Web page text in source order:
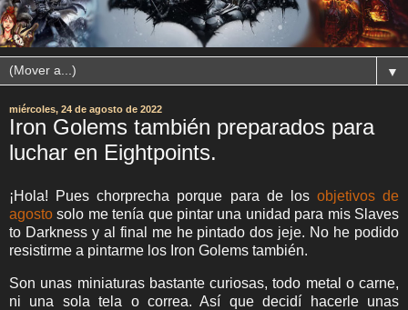
▼
miércoles, 24 de agosto de 2022
Iron Golems también preparados para
luchar en Eightpoints.
¡Hola! Pues chorprecha porque para de los objetivos de
agosto solo me tenía que pintar una unidad para mis Slaves
to Darkness y al final me he pintado dos jeje. No he podido
resistirme a pintarme los Iron Golems también.
Son unas miniaturas bastante curiosas, todo metal o carne,
ni una sola tela o correa. Así que decidí hacerle unas